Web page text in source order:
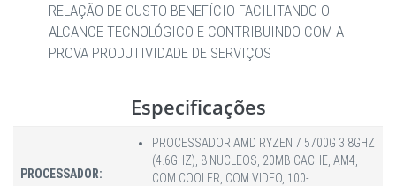
RELAÇÃO DE CUSTO-BENEFÍCIO FACILITANDO O
ALCANCE TECNOLÓGICO E CONTRIBUINDO COM A
PROVA PRODUTIVIDADE DE SERVIÇOS
Especificações
PROCESSADOR:
PROCESSADOR AMD RYZEN 7 5700G 3.8GHZ
(4.6GHZ), 8 NUCLEOS, 20MB CACHE, AM4,
COM COOLER, COM VIDEO, 100-